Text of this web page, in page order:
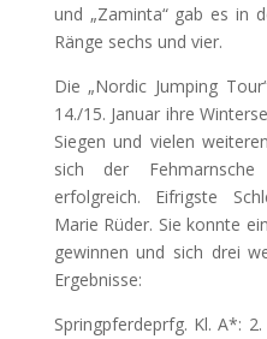
und „Zaminta“ gab es in
Ränge sechs und vier.
Die „Nordic Jumping
14./15. Januar ihre
Siegen und vielen
sich der Fehmarnsche
erfolgreich. Eifrigste
Marie Rüder. Sie konnte
gewinnen und sich drei
Ergebnisse:
Springpferdeprfg. Kl. A*: